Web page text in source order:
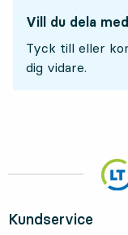
Vill du dela
Tyck till eller
dig vidare.
Kundservice